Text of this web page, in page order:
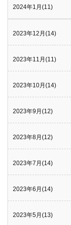
2024年1月(11)
2023年12月(14)
2023年11月(11)
2023年10月(14)
2023年9月(12)
2023年8月(12)
2023年7月(14)
2023年6月(14)
2023年5月(13)